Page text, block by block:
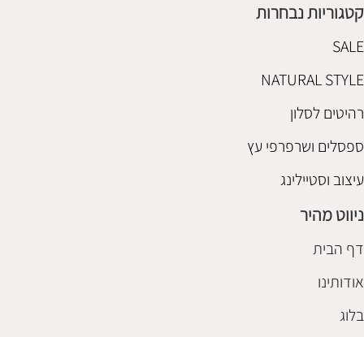
קטגוריות נבחרות
SALE
NATURAL STYLE
רהיטים לסלון
ספסלים ושרפרפי עץ
עיצוב וסטיילינג
ניווט מהיר
דף הבית
אודותינו
בלוג